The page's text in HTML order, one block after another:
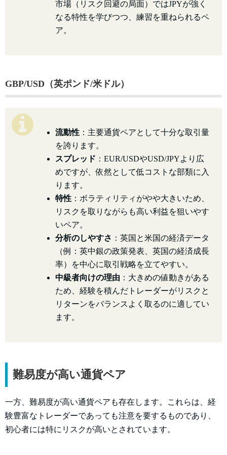
市場（リスク回避の局面）ではJPYが強く
なる特性を学びつつ、練習を重ねられるペ
ア。
GBP/USD（英ポンド/米ドル）
流動性 ：主要通貨ペアとして十分な取引量
を誇ります。
スプレッド ：EUR/USDやUSD/JPYより広
めですが、依然として低コストな部類に入
ります。
特性 ：ボラティリティがやや大きいため、
リスクを取りながらも高い利益を狙いやす
いペア。
分析のしやすさ ：英国と米国の経済データ
（例：英中銀の政策発表、英国の経済成長
率）を中心に取引戦略を立てやすい。
中級者向けの理由 ：大きめの値動きがある
ため、経験を積んだトレーダーがリスクと
リターンをバランスよく取るのに適してい
ます。
難易度が高い通貨ペア
一方、難易度が高い通貨ペアも存在します。これらは、経
験豊富なトレーダーであっても注意を要するものであり、
初心者には特にリスクが高いとされています。